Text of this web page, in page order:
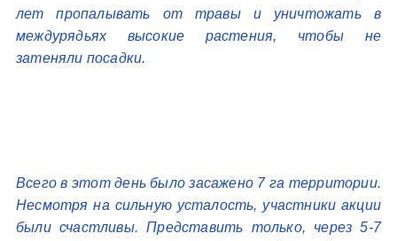
лет пропалывать от травы и уничтожать в
междурядьях высокие растения, чтобы не
затеняли посадки.
Всего в этот день было засажено 7 га территории.
Несмотря на сильную усталость, участники акции
были счастливы. Представить только, через 5-7